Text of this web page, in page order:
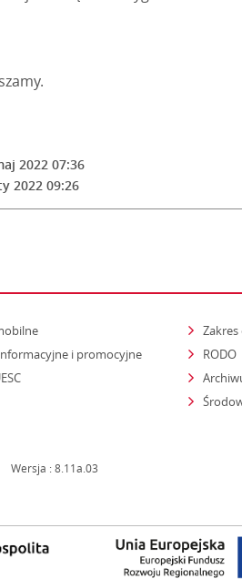
2022 07:36
2022 09:26
i promocyjne
Zakres
RODO
Wersja : 8.11a.03